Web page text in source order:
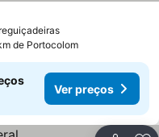
Ver preços
de Portocolom
Ver preços